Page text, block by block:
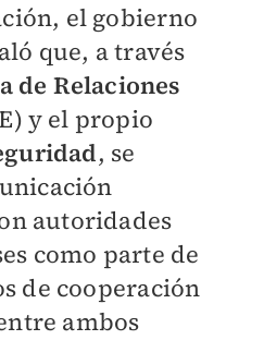
el gobierno
que, a través
de Relaciones
y el propio
, se
autoridades
como parte de
de cooperación
ambos